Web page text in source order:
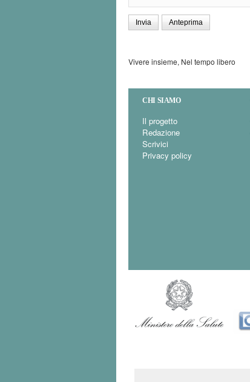
Vivere insieme, Nel tempo libero
CHI SIAMO
Il progetto
Redazione
Scrivici
Privacy policy